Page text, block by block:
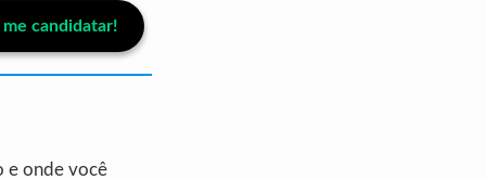
candidatar!
e onde você